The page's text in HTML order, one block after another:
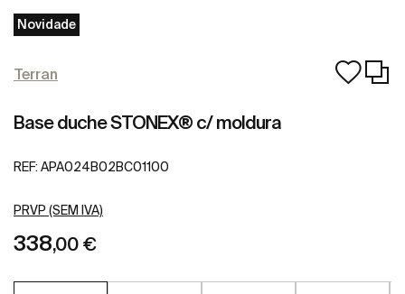
Novidade
Terran
Base duche STONEX® c/ moldura
REF: APA024B02BC01100
PRVP (SEM IVA)
338,00 €